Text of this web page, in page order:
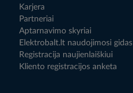
Karjera
Partneriai
Aptarnavimo skyriai
Elektrobalt.lt naudojimosi gidas
Registracija naujienlaiškiui
Kliento registracijos anketa